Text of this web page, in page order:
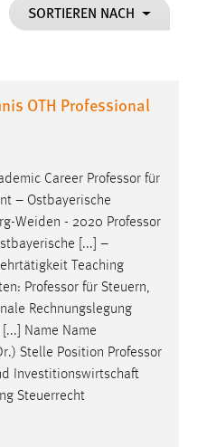
SORTIEREN NACH
OTH Professional
Career Professor für
– Ostbayerische
Weiden - 2020 Professor
[...] –
Teaching
Professor für Steuern,
Rechnungslegung
Name Name
Stelle Position Professor
Investitionswirtschaft
Steuerrecht
Einverständnis-
wird in diesem Cookie
ist.